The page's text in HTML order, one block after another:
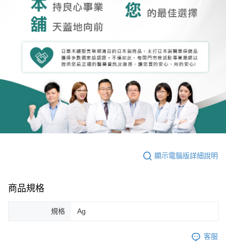
顯示電腦版詳細說明
商品規格
規格 Ag
客服